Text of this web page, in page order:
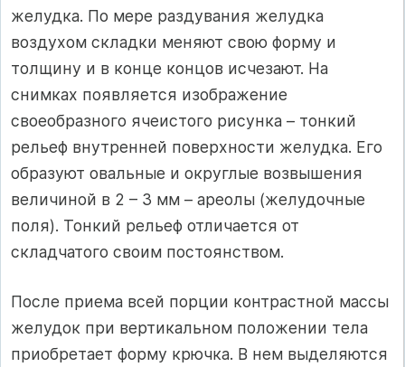
желудка. По мере раздувания желудка
воздухом складки меняют свою форму и
толщину и в конце концов исчезают. На
снимках появляется изображение
своеобразного ячеистого рисунка – тонкий
рельеф внутренней поверхности желудка. Его
образуют овальные и округлые возвышения
величиной в 2 – 3 мм – ареолы (желудочные
поля). Тонкий рельеф отличается от
складчатого своим постоянством.
После приема всей порции контрастной массы
желудок при вертикальном положении тела
приобретает форму крючка. В нем выделяются